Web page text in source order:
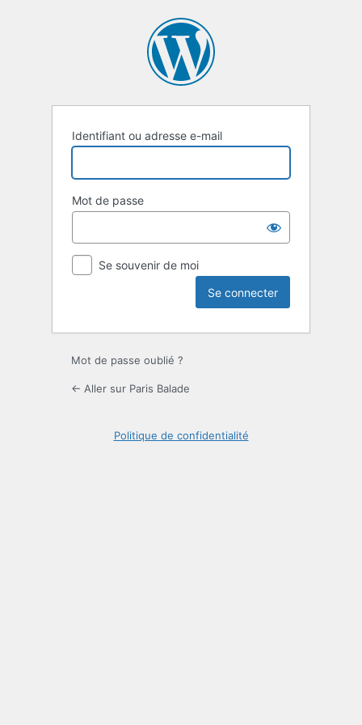
Identifiant ou adresse e-mail
Mot de passe
Se souvenir de moi
Mot de passe oublié ?
← Aller sur Paris Balade
Politique de confidentialité